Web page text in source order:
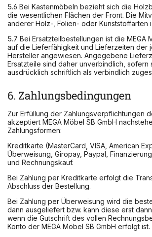
5.6 Bei Kastenmöbeln bezieht sich die
die wesentlichen Flächen der Front. Die
anderer Holz-, Folien- oder Kunststoffarten
5.7 Bei Ersatzteilbestellungen ist die MEGA
auf die Lieferfähigkeit und Lieferzeiten der
Hersteller angewiesen. Angegebene
Ersatzteile sind daher unverbindlich, sofern
ausdrücklich schriftlich als verbindlich
6. Zahlungsbedingungen
Zur Erfüllung der Zahlungsverpflichtungen
akzeptiert MEGA Möbel SB GmbH
Zahlungsformen:
Kreditkarte (MasterCard, VISA, American
Überweisung, Giropay, Paypal,
und Rechnungskauf.
Bei Zahlung per Kreditkarte erfolgt die
Abschluss der Bestellung.
Bei Zahlung per Überweisung wird die
dann ausgeliefert bzw. kann diese erst
wenn die Gutschrift des vollen
Konto der MEGA Möbel SB GmbH erfolgt ist.